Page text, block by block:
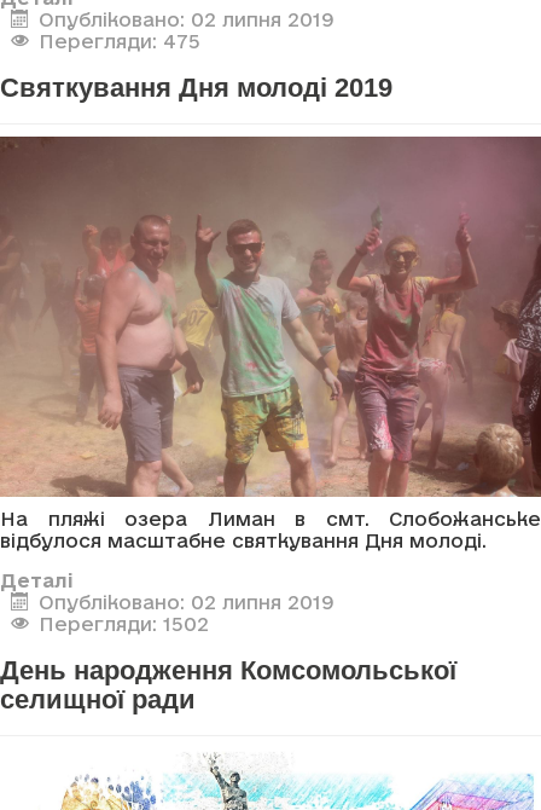
Опубліковано: 02 липня 2019
Перегляди: 475
Святкування Дня молоді 2019
На пляжі озера Лиман в смт. Слобожанське
відбулося масштабне святкування Дня молоді.
Деталі
Опубліковано: 02 липня 2019
Перегляди: 1502
День народження Комсомольської
селищної ради